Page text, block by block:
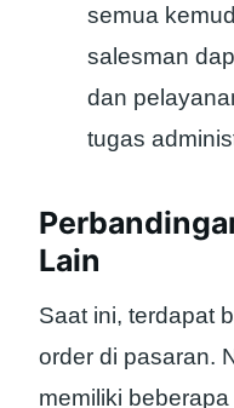
semua
salesman
dan
tugas
Lain
Saat ini, terdapat
order di pasaran.
memiliki